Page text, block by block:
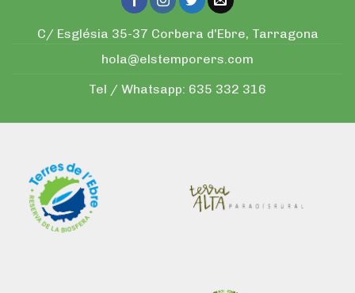
C/ Església 35-37 Corbera d'Ebre, Tarragona
hola@elstemporers.com
Tel / Whatsapp: 635 332 316